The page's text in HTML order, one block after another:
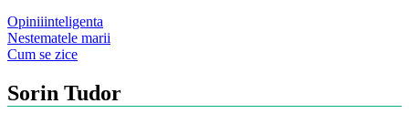
Opiniiinteligenta
Post
navigation
Nestematele marii
Cum se zice
Sorin Tudor